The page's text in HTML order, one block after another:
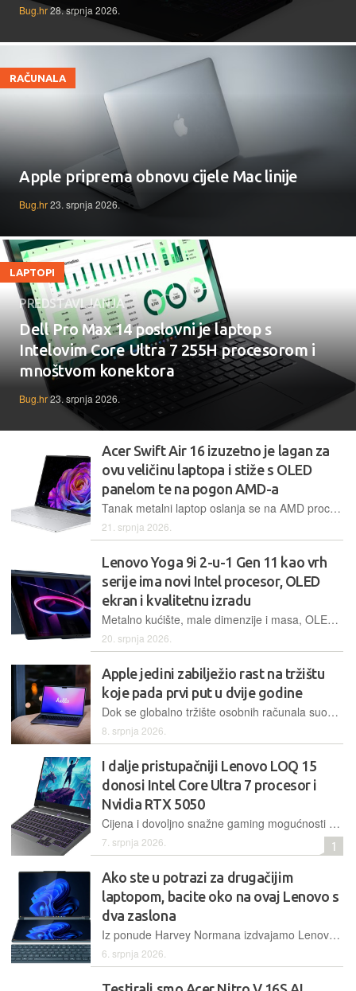
Bug.hr28. srpnja 2026.
RAČUNALA
Apple priprema obnovu cijele Mac linije
Bug.hr23. srpnja 2026.
LAPTOPI
PREDSTAVLJANJA
Dell Pro Max 14 poslovni je laptop s
Intelovim Core Ultra 7 255H procesorom i
mnoštvom konektora
Bug.hr23. srpnja 2026.
Acer Swift Air 16 izuzetno je lagan za
ovu veličinu laptopa i stiže s OLED
panelom te na pogon AMD-a
Tanak metalni laptop oslanja se na AMD procesore Krackan Point serije, no glavni adut mu je mala masa i kvalitetno tanko kućište te OLED ekran sa 120 Hz
21. srpnja 2026.
Lenovo Yoga 9i 2-u-1 Gen 11 kao vrh
serije ima novi Intel procesor, OLED
ekran i kvalitetnu izradu
Metalno kućište, male dimenzije i masa, OLED dodirni ekran i podrška za olovku te vrlo dobar novi Intelov procesor uz dobre multimedijalne mogućnosti čine Yogu 9i 2-u-1 jedanaeste generacije vrlo zanimljivim izborom
20. srpnja 2026.
Apple jedini zabilježio rast na tržištu
koje pada prvi put u dvije godine
Dok se globalno tržište osobnih računala suočava s padom od 4,9 posto zbog nestašice memorije i rasta cijena, Apple bilježi skok isporuka Macova od preko 10 posto
8. srpnja 2026.
I dalje pristupačniji Lenovo LOQ 15
donosi Intel Core Ultra 7 procesor i
Nvidia RTX 5050
Cijena i dovoljno snažne gaming mogućnosti glavni su oslonac LOQ 15 serije kojom Lenovo nastoji privuči gaming publiku. Oslanja se na solidnu kombinaciju procesora i dedicirane Nvidia grafičke kartice te vrlo solidnog ekrana sa 165 Hz
7. srpnja 2026. 1
Ako ste u potrazi za drugačijim
laptopom, bacite oko na ovaj Lenovo s
dva zaslona
Iz ponude Harvey Normana izdvajamo Lenovo Yoga Book 9 (83KJ000RRM), laptop koji će se svidjeti svima kojima su za rad potrebna dva zaslona
6. srpnja 2026.